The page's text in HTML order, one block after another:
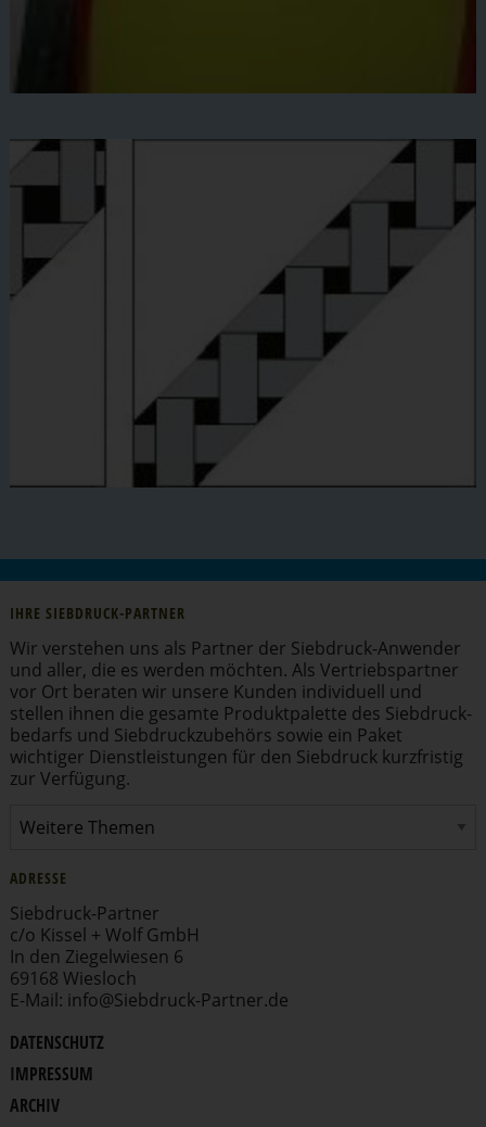
DATENSCHUTZ
IMPRESSUM
ARCHIV
IHRE SIEBDRUCK-PARTNER
Wir verstehen uns als Partner der Siebdruck-Anwender
und aller, die es werden möchten. Als Vertriebs­partner
vor Ort beraten wir unsere Kunden individuell und
stellen ihnen die gesamte Produkt­pa­lette des Siebdruck­
be­darfs und Siebdruck­zu­behörs sowie ein Paket
wichtiger Dienst­leis­tungen für den Siebdruck kurzfristig
zur Verfügung.
ADRESSE
Siebdruck-Partner
c/o Kissel + Wolf GmbH
In den Ziegel­wiesen 6
69168 Wiesloch
E-Mail: info@​Siebdruck-​Partner.​de